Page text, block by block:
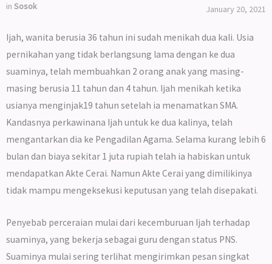
in Sosok January 20, 2021
Ijah, wanita berusia 36 tahun ini sudah menikah dua kali. Usia
pernikahan yang tidak berlangsung lama dengan ke dua
suaminya, telah membuahkan 2 orang anak yang masing-
masing berusia 11 tahun dan 4 tahun. Ijah menikah ketika
usianya menginjak19 tahun setelah ia menamatkan SMA.
Kandasnya perkawinana Ijah untuk ke dua kalinya, telah
mengantarkan dia ke Pengadilan Agama. Selama kurang lebih 6
bulan dan biaya sekitar 1 juta rupiah telah ia habiskan untuk
mendapatkan Akte Cerai. Namun Akte Cerai yang dimilikinya
tidak mampu mengeksekusi keputusan yang telah disepakati.
Penyebab perceraian mulai dari kecemburuan Ijah terhadap
suaminya, yang bekerja sebagai guru dengan status PNS.
Suaminya mulai sering terlihat mengirimkan pesan singkat